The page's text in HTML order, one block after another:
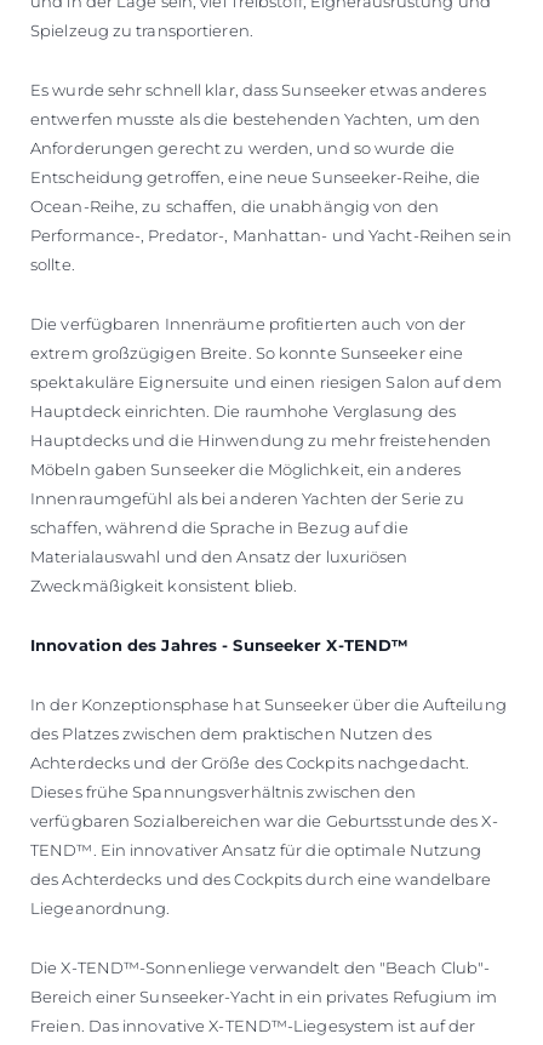
Spielzeug zu transportieren.
Es wurde sehr schnell klar, dass Sunseeker etwas anderes
entwerfen musste als die bestehenden Yachten, um den
Anforderungen gerecht zu werden, und so wurde die
Entscheidung getroffen, eine neue Sunseeker-Reihe, die
Ocean-Reihe, zu schaffen, die unabhängig von den
Performance-, Predator-, Manhattan- und Yacht-Reihen sein
sollte.
Die verfügbaren Innenräume profitierten auch von der
extrem großzügigen Breite. So konnte Sunseeker eine
spektakuläre Eignersuite und einen riesigen Salon auf dem
Hauptdeck einrichten. Die raumhohe Verglasung des
Hauptdecks und die Hinwendung zu mehr freistehenden
Möbeln gaben Sunseeker die Möglichkeit, ein anderes
Innenraumgefühl als bei anderen Yachten der Serie zu
schaffen, während die Sprache in Bezug auf die
Materialauswahl und den Ansatz der luxuriösen
Zweckmäßigkeit konsistent blieb.
Innovation des Jahres - Sunseeker X-TEND™
In der Konzeptionsphase hat Sunseeker über die Aufteilung
des Platzes zwischen dem praktischen Nutzen des
Achterdecks und der Größe des Cockpits nachgedacht.
Dieses frühe Spannungsverhältnis zwischen den
verfügbaren Sozialbereichen war die Geburtsstunde des X-
TEND™. Ein innovativer Ansatz für die optimale Nutzung
des Achterdecks und des Cockpits durch eine wandelbare
Liegeanordnung.
Die X-TEND™-Sonnenliege verwandelt den "Beach Club"-
Bereich einer Sunseeker-Yacht in ein privates Refugium im
Freien. Das innovative X-TEND™-Liegesystem ist auf der